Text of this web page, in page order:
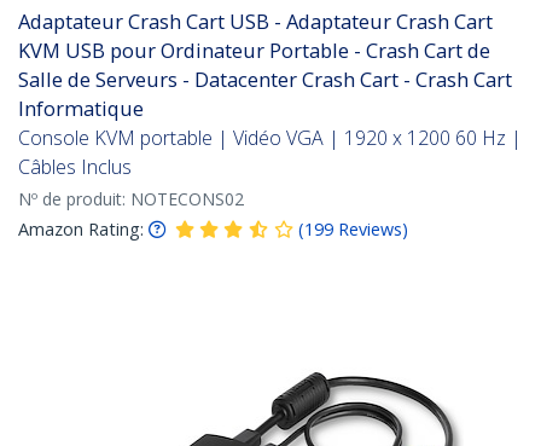
Adaptateur Crash Cart USB - Adaptateur Crash Cart
KVM USB pour Ordinateur Portable - Crash Cart de
Salle de Serveurs - Datacenter Crash Cart - Crash Cart
Informatique
Console KVM portable | Vidéo VGA | 1920 x 1200 60 Hz |
Câbles Inclus
Nº de produit: NOTECONS02
Amazon Rating:
(199 Reviews)